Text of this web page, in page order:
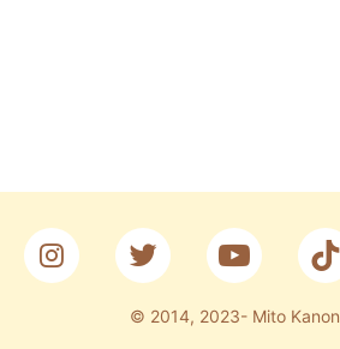
© 2014, 2023- Mito Kanon